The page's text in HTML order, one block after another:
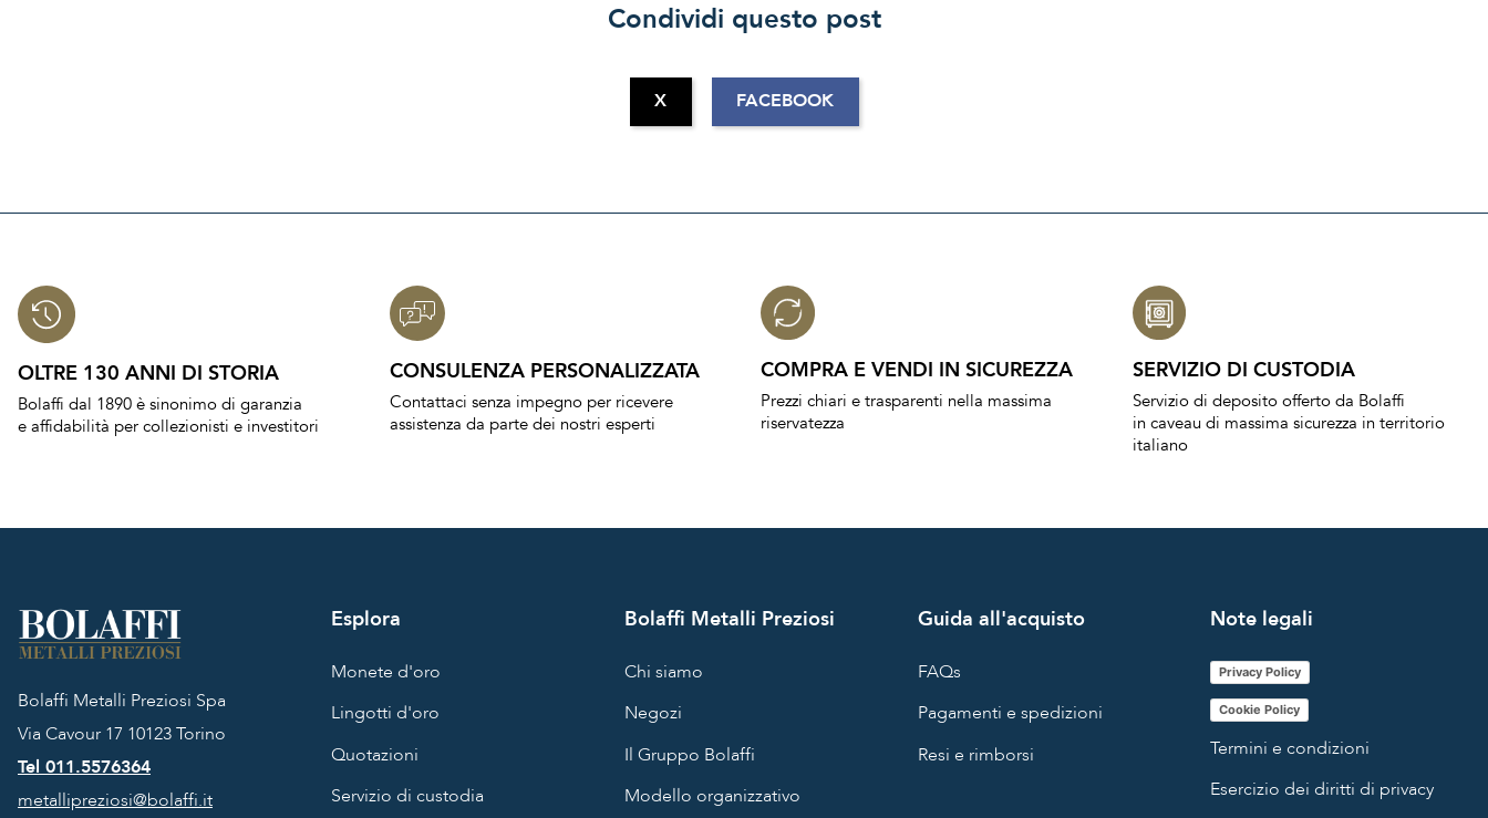
Condividi questo post
X FACEBOOK
OLTRE 130 ANNI DI STORIA
Bolaffi dal 1890 è sinonimo di garanzia
e affidabilità per collezionisti e investitori
CONSULENZA PERSONALIZZATA
Contattaci senza impegno per ricevere
assistenza da parte dei nostri esperti
COMPRA E VENDI IN SICUREZZA
Prezzi chiari e trasparenti nella massima
riservatezza
SERVIZIO DI CUSTODIA
Servizio di deposito offerto da Bolaffi
in caveau di massima sicurezza in territorio
italiano
Bolaffi Metalli Preziosi Spa
Via Cavour 17 10123 Torino
Tel 011.5576364
metallipreziosi@bolaffi.it
Esplora
Monete d'oro
Lingotti d'oro
Quotazioni
Servizio di custodia
Bolaffi Metalli Preziosi
Chi siamo
Negozi
Il Gruppo Bolaffi
Modello organizzativo
Guida all'acquisto
FAQs
Pagamenti e spedizioni
Resi e rimborsi
Note legali
Privacy Policy
Cookie Policy
Termini e condizioni
Esercizio dei diritti di privacy